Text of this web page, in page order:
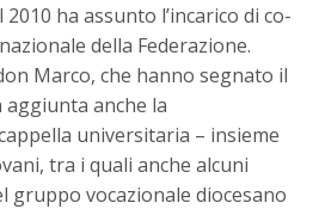
ha assunto l’incarico di co-
della Federazione.
Marco, che hanno segnato il
aggiunta anche la
universitaria – insieme
tra i quali anche alcuni
gruppo vocazionale diocesano